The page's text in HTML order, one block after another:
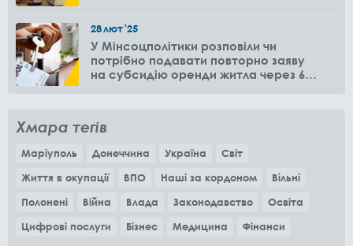
28лют'25
У Мінсоцполітики розповіли чи
потрібно подавати повторно заяву
на субсидію оренди житла через 6
Хмара тегів
Маріуполь Донеччина Україна
Світ
Життя в окупації
ВПО Наші за кордоном
Вільні
Полонені
Війна Влада Законодавство
Освіта
Цифрові послуги
Бізнес Медицина Фінанси